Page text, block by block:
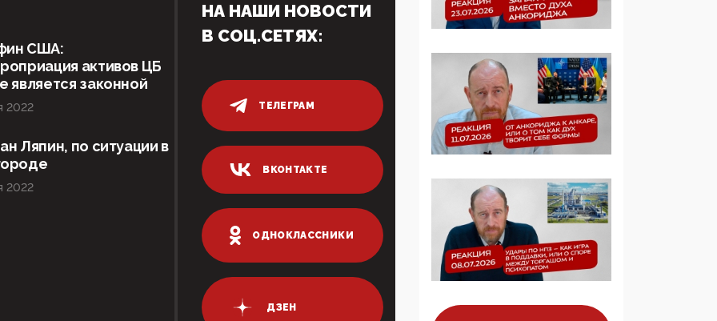
09:43, 01 Июня 2026
5G за счет здоровья
граждан: Минцифры
намерено отобрать у
регионов и
муниципалитетов право
защищать жилые дома
и социальные объекты
05:58, 26 Мая 2026
Роскомнадзор
освободили от борца с
деструктивным и
опасным контентом
США:
активов ЦБ
является законной
2022
Ляпин, по ситуации в
2022
НА НАШИ НОВОСТИ
В СОЦ.СЕТЯХ:
ТЕЛЕГРАМ
ВКОНТАКТЕ
ОДНОКЛАССНИКИ
ДЗЕН